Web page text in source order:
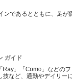
ンであるとともに、足
ガイド
Ray」「Como」などの
技など、通勤やデイリー